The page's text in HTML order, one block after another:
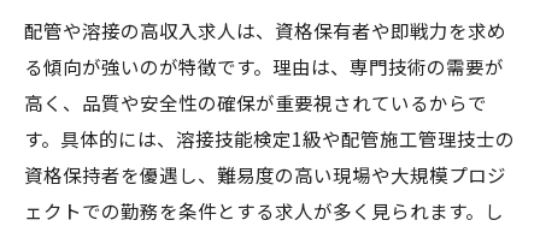
配管や溶接の高収入求人は、資格保有者や即戦力を求め
る傾向が強いのが特徴です。理由は、専門技術の需要が
高く、品質や安全性の確保が重要視されているからで
す。具体的には、溶接技能検定1級や配管施工管理技士の
資格保持者を優遇し、難易度の高い現場や大規模プロジ
ェクトでの勤務を条件とする求人が多く見られます。し